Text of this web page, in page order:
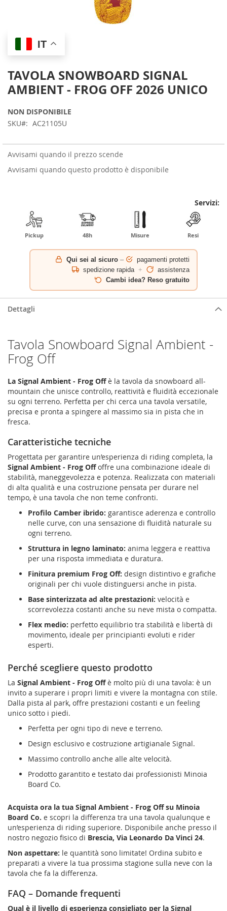
IT
TAVOLA SNOWBOARD SIGNAL
AMBIENT - FROG OFF 2026 UNICO
NON DISPONIBILE
SKU
AC21105U
Avvisami quando il prezzo scende
Avvisami quando questo prodotto è disponibile
Servizi:
Pickup 48h Misure Resi
Qui sei al sicuro –
pagamenti protetti
spedizione rapida +
assistenza
Cambi idea? Reso gratuito
Skip
the
of
the
gallery
Dettagli
Tavola Snowboard Signal Ambient -
Frog Off
La Signal Ambient - Frog Offè la tavola da snowboard all-
mountain che unisce controllo, reattività e fluidità eccezionale
su ogni terreno. Perfetta per chi cerca una tavola versatile,
precisa e pronta a spingere al massimo sia in pista che in
fresca.
Caratteristiche tecniche
Progettata per garantire un’esperienza di riding completa, la
Signal Ambient - Frog Offoffre una combinazione ideale di
stabilità, maneggevolezza e potenza. Realizzata con materiali
di alta qualità e una costruzione pensata per durare nel
tempo, è una tavola che non teme confronti.
Profilo Camber ibrido: garantisce aderenza e controllo
nelle curve, con una sensazione di fluidità naturale su
ogni terreno.
Struttura in legno laminato: anima leggera e reattiva
per una risposta immediata e duratura.
Finitura premium Frog Off: design distintivo e grafiche
originali per chi vuole distinguersi anche in pista.
Base sinterizzata ad alte prestazioni: velocità e
scorrevolezza costanti anche su neve mista o compatta.
Flex medio: perfetto equilibrio tra stabilità e libertà di
movimento, ideale per principianti evoluti e rider
esperti.
Perché scegliere questo prodotto
La Signal Ambient - Frog Offè molto più di una tavola: è un
invito a superare i propri limiti e vivere la montagna con stile.
Dalla pista al park, offre prestazioni costanti e un feeling
unico sotto i piedi.
Perfetta per ogni tipo di neve e terreno.
Design esclusivo e costruzione artigianale Signal.
Massimo controllo anche alle alte velocità.
Prodotto garantito e testato dai professionisti Minoia
Board Co.
Acquista ora la tua Signal Ambient - Frog Off su Minoia
Board Co. e scopri la differenza tra una tavola qualunque e
un’esperienza di riding superiore. Disponibile anche presso il
nostro negozio fisico di Brescia, Via Leonardo Da Vinci 24.
Non aspettare: le quantità sono limitate! Ordina subito e
preparati a vivere la tua prossima stagione sulla neve con la
tavola che fa la differenza.
FAQ – Domande frequenti
Qual è il livello di esperienza consigliato per la Signal